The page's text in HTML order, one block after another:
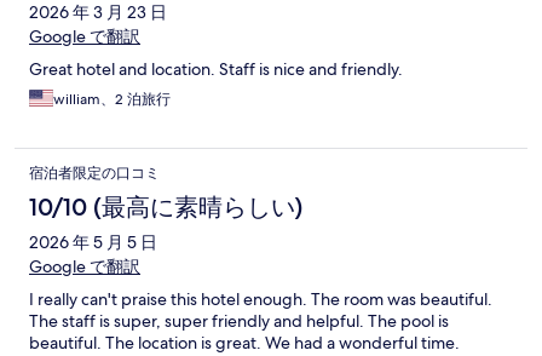
2026 年 3 月 23 日
Google で翻訳
Great hotel and location. Staff is nice and friendly.
william、2 泊旅行
宿泊者限定の口コミ
10/10 (最高に素晴らしい)
2026 年 5 月 5 日
Google で翻訳
I really can't praise this hotel enough. The room was beautiful.
The staff is super, super friendly and helpful. The pool is
beautiful. The location is great. We had a wonderful time.